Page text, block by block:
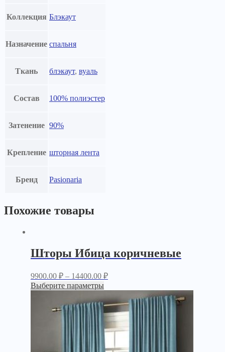
Коллекция Блэкаут
Назначение спальня
Ткань блэкаут, вуаль
Состав 100% полиэстер
Затенение 90%
Крепление шторная лента
Бренд Pasionaria
Похожие товары
Шторы Ибица коричневые
9900.00 ₽– 14400.00 ₽
Выберите параметры